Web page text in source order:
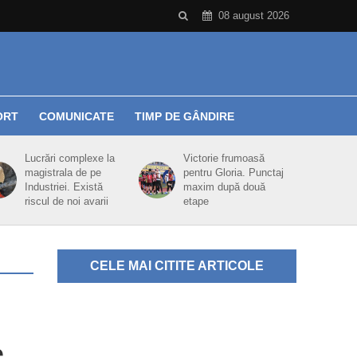
08 august 2026
COMUNICATE TIMP DE GÂNDIRE
Lucrări complexe la
magistrala de pe
Industriei. Există
riscul de noi avarii
Victorie frumoasă
pentru Gloria. Punctaj
maxim după două
etape
CELE MAI CITITE ARTICOLE